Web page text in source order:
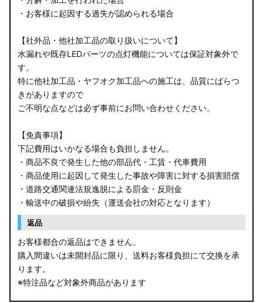
・お客様に起因する過失が認められる場合
【社外品・他社加工品の取り扱いについて】
水漏れや既存LEDパーツの点灯機能については保証対象外で
す。
特に他社加工品・ヤフオク加工品への施工は、品質にばらつ
きがありますので
ご不明な点などは必ず事前にお問い合わせください。
【免責事項】
下記費用はいかなる場合も負担しません。
・商品不良で発生した他の部品代・工賃・代車費用
・商品使用に起因して発生した事故や障害に対する損害賠償
・道路交通関連法規逸脱による罰金・反則金
・輸送中の破損や紛失（運送会社の対応となります）
返品
お客様都合の返品はできません。
購入間違いは未開封品に限り、送料お客様負担にて交換を承
ります。
※特注品など対象外商品があります